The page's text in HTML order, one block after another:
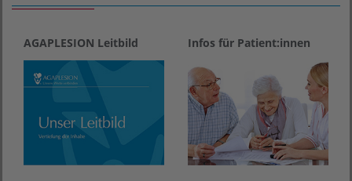
AGAPLESION Leitbild Infos für Patient:innen